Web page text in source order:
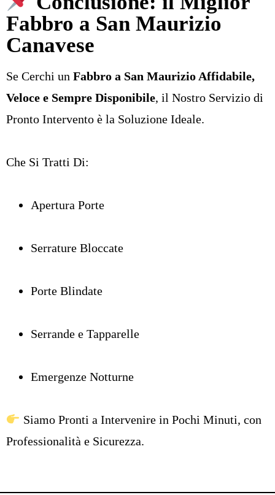
Fabbro a San Maurizio
Canavese
Se Cerchi un Fabbro a San Maurizio Affidabile,
Veloce e Sempre Disponibile, il Nostro Servizio di
Pronto Intervento è la Soluzione Ideale.
Che Si Tratti Di:
Apertura Porte
Serrature Bloccate
Porte Blindate
Serrande e Tapparelle
Emergenze Notturne
Siamo Pronti a Intervenire in Pochi Minuti, con
Professionalità e Sicurezza.